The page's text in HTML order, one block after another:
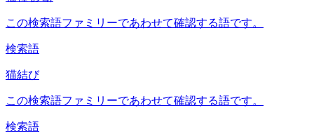
この検索語ファミリーであわせて確認する語です。
検索語
猫結び
この検索語ファミリーであわせて確認する語です。
検索語